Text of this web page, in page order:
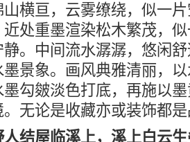
横亘，云雾缭绕，似一
处重墨渲染松木繁茂，
。中间流水潺潺，悠闲
景象。画风典雅清丽，
勾皴淡色打底，再施以
无论是收藏亦或装饰都
结屋临溪上，溪上白云